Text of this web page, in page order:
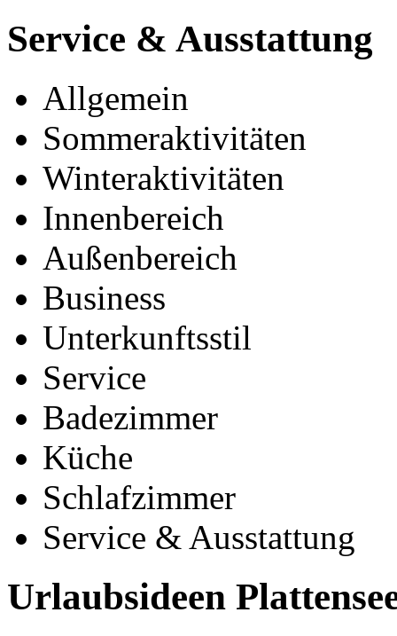
Service & Ausstattung
Allgemein
Sommeraktivitäten
Winteraktivitäten
Innenbereich
Außenbereich
Business
Unterkunftsstil
Service
Badezimmer
Küche
Schlafzimmer
Service & Ausstattung
Urlaubsideen